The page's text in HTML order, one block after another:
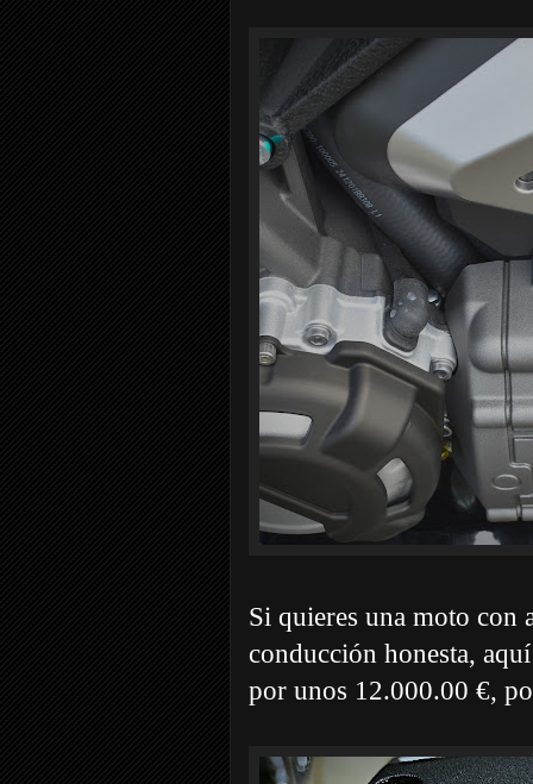
Si quieres una moto con
conducción honesta,
por unos 12.000.00 €,